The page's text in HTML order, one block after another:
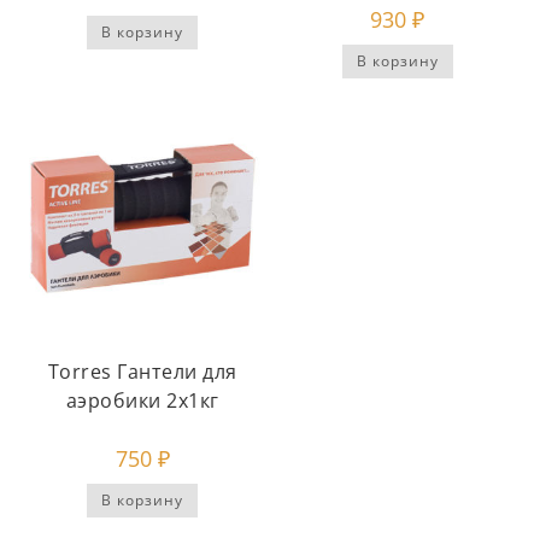
В корзину 930₽
В корзину
Torres Гантели для
аэробики 2х1кг
750 ₽
В корзину